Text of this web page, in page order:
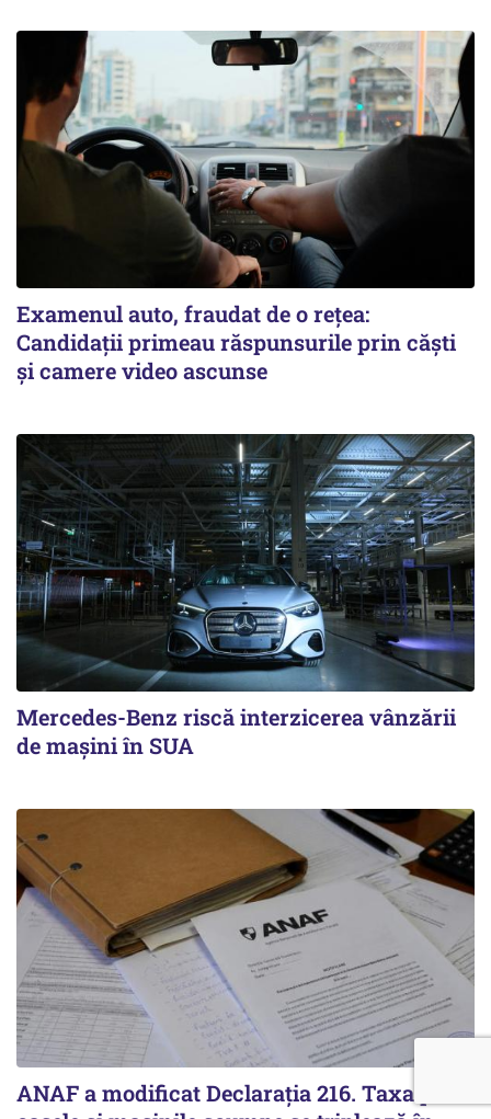
Examenul auto, fraudat de o rețea:
Candidații primeau răspunsurile prin căști
și camere video ascunse
Mercedes-Benz riscă interzicerea vânzării
de mașini în SUA
ANAF a modificat Declarația 216. Taxa pe